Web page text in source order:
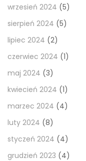
wrzesień 2024 (5)
sierpień 2024 (5)
lipiec 2024 (2)
czerwiec 2024 (1)
maj 2024 (3)
kwiecień 2024 (1)
marzec 2024 (4)
luty 2024 (8)
styczeń 2024 (4)
grudzień 2023 (4)